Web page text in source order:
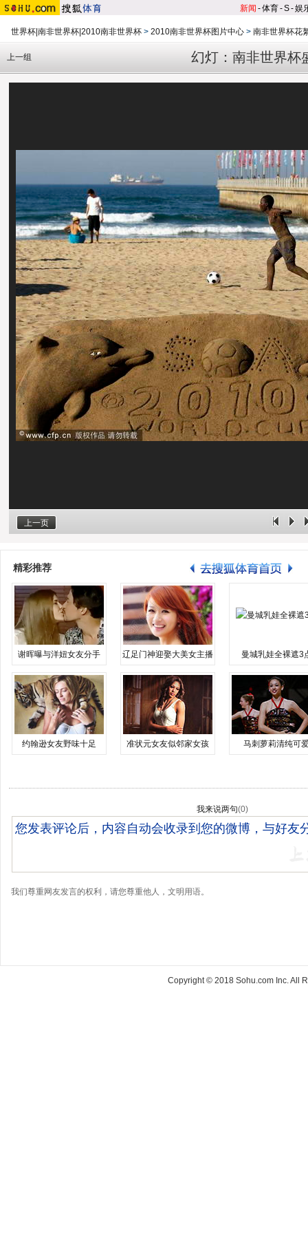
新闻 -体育-S-娱
世界杯|南非世界杯|2010南非世界杯 > 2010南非世界杯图片中心 > 南非世界杯花
幻灯：南非世界杯
上一组
上一页
精彩推荐
谢晖曝与洋妞女友分手 辽足门神迎娶大美女主播 曼城乳娃全裸遮3
约翰逊女友野味十足 准状元女友似邻家女孩 马刺萝莉清纯可
我来说两句(0)
我们尊重网友发言的权利，请您尊重他人，文明用语。
Copyright © 2018 Sohu.com Inc. All